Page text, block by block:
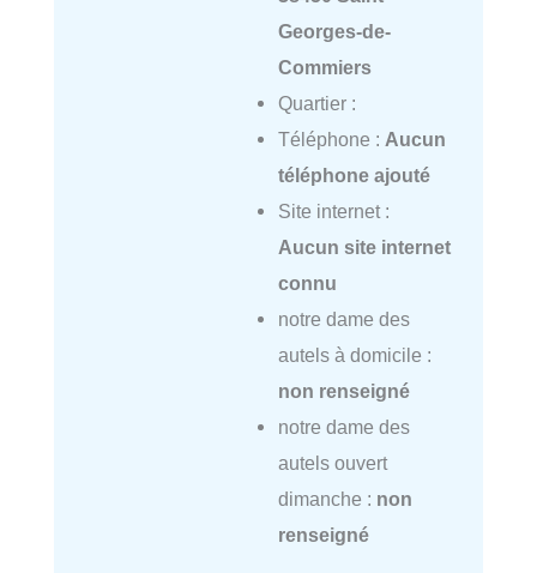
Georges-de-
Commiers
Quartier :
Téléphone : Aucun
téléphone ajouté
Site internet :
Aucun site internet
connu
notre dame des
autels à domicile :
non renseigné
notre dame des
autels ouvert
dimanche : non
renseigné